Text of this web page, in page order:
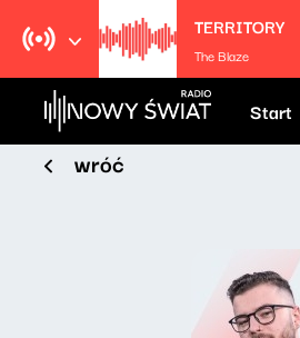
TERRITORY
The Blaze
Start
wróć